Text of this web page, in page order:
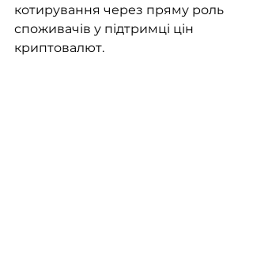
котирування через пряму роль
споживачів у підтримці цін
криптовалют.